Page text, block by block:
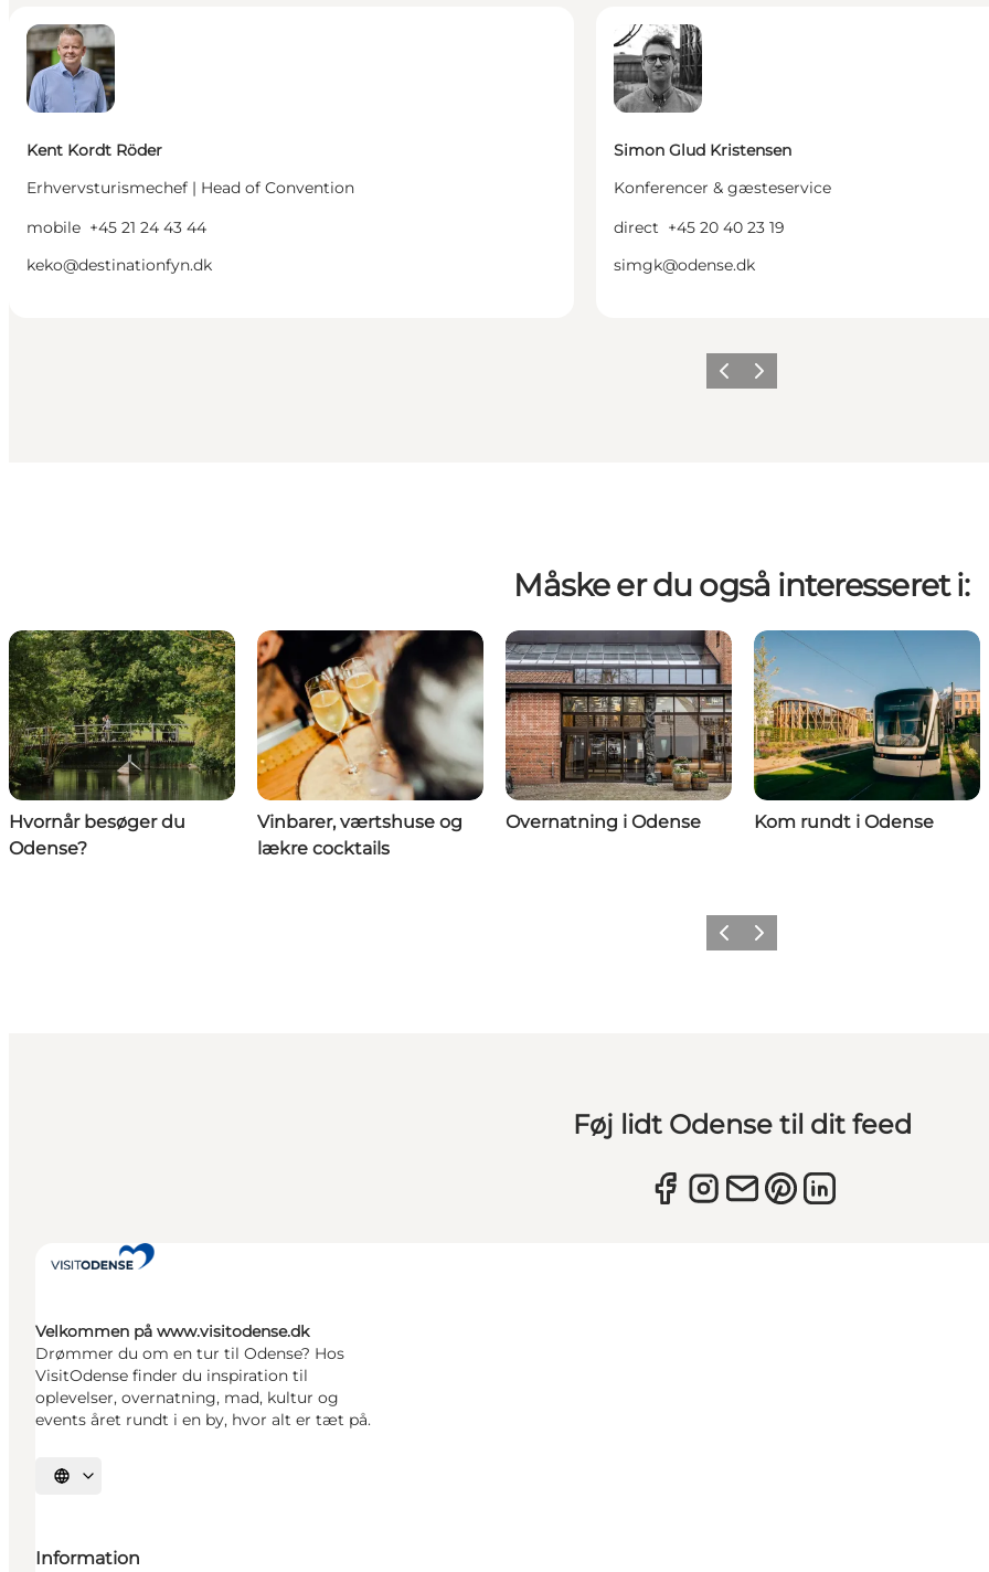
Kent Kordt Röder
Erhvervsturismechef | Head of Convention
mobile +45 21 24 43 44
keko@destinationfyn.dk
Simon Glud Kristensen
Konferencer & gæsteservice
direct +45 20 40 23 19
simgk@odense.dk
ForrigeNæste
Måske er du også interesseret i:
Hvornår besøger du
Odense?
Vinbarer, værtshuse og
lækre cocktails
Overnatning i Odense Kom rundt i Odense
ForrigeNæste
Føj lidt Odense til dit feed
Velkommen på www.visitodense.dk
Drømmer du om en tur til Odense? Hos
VisitOdense finder du inspiration til
oplevelser, overnatning, mad, kultur og
events året rundt i en by, hvor alt er tæt på.
Vælg sprog
Information